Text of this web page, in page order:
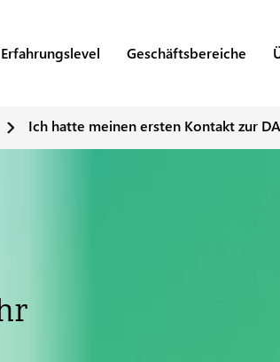
Erfahrungslevel Geschäftsbereiche
Ich hatte meinen ersten Kontakt zur